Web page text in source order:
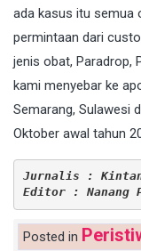
ada kasus itu semua
permintaan dari
jenis obat, Paradrop,
kami menyebar ke
Semarang, Sulawesi
Oktober awal tahun
Jurnalis :
Editor : Nanang
Posted in